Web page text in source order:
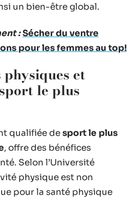
un bien-être global.
:Sécher du ventre
pour les femmes au top!
et
le plus
qualifiée desport le plus
, offre des bénéfices
Selon l’Université
physique est non
pour la santé physique